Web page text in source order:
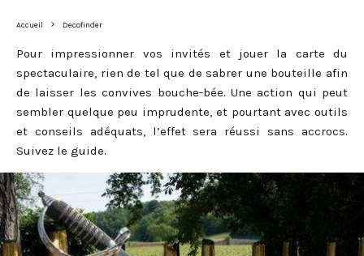
Accueil Decofinder
Pour impressionner vos invités et jouer la carte du
spectaculaire, rien de tel que de sabrer une bouteille afin
de laisser les convives bouche-bée. Une action qui peut
sembler quelque peu imprudente, et pourtant avec outils
et conseils adéquats, l’effet sera réussi sans accrocs.
Suivez le guide.